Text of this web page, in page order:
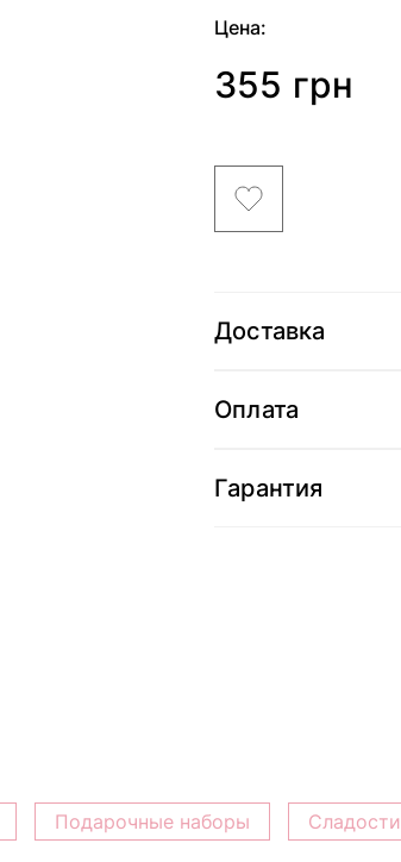
Цена:
355 грн
Доставка
Оплата
Гарантия
Подарочные наборы Сладости